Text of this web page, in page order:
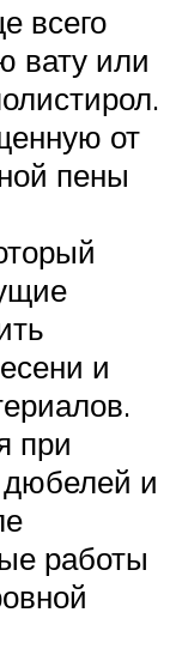
всего
вату или
от
пены
и
при
и
работы